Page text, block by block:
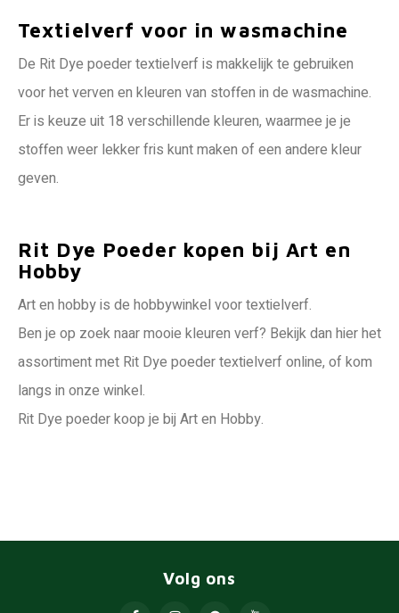
Textielverf voor in wasmachine
De Rit Dye poeder textielverf is makkelijk te gebruiken
voor het verven en kleuren van stoffen in de wasmachine.
Er is keuze uit 18 verschillende kleuren, waarmee je je
stoffen weer lekker fris kunt maken of een andere kleur
geven.
Rit Dye Poeder kopen bij Art en
Hobby
Art en hobby is de hobbywinkel voor textielverf.
Ben je op zoek naar mooie kleuren verf? Bekijk dan hier het
assortiment met Rit Dye poeder textielverf online, of kom
langs in onze winkel.
Rit Dye poeder koop je bij Art en Hobby.
Volg ons